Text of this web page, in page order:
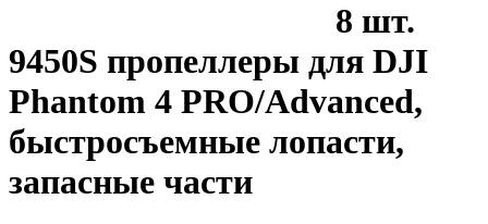
8 шт.
9450S пропеллеры для DJI
Phantom 4 PRO/Advanced,
быстросъемные лопасти,
запасные части